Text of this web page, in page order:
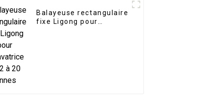
Balayeuse rectangulaire
fixe Ligong pour